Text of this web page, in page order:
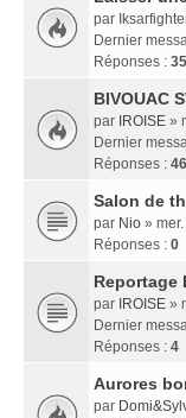
par
Dernier
Réponses : 35
BIVOUAC
par IROISE »
Dernier
Réponses : 46
Salon de
par Nio »
Réponses : 0
Reportage
par IROISE »
Dernier
Réponses : 4
Aurores
par